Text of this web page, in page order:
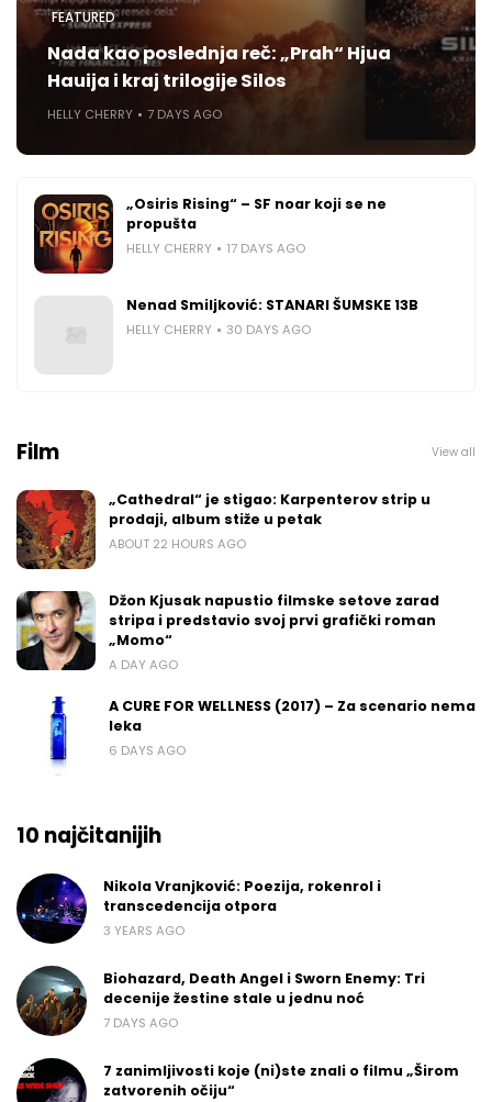
FEATURED
Nada kao poslednja reč: „Prah“ Hjua
Hauija i kraj trilogije Silos
HELLY CHERRY 7 DAYS AGO
„Osiris Rising“ – SF noar koji se ne
propušta
HELLY CHERRY 17 DAYS AGO
Nenad Smiljković: STANARI ŠUMSKE 13B
HELLY CHERRY 30 DAYS AGO
Film View all
„Cathedral“ je stigao: Karpenterov strip u
prodaji, album stiže u petak
ABOUT 22 HOURS AGO
Džon Kjusak napustio filmske setove zarad
stripa i predstavio svoj prvi grafički roman
„Momo“
A DAY AGO
A CURE FOR WELLNESS (2017) – Za scenario nema
leka
6 DAYS AGO
10 najčitanijih
Nikola Vranjković: Poezija, rokenrol i
transcedencija otpora
3 YEARS AGO
Biohazard, Death Angel i Sworn Enemy: Tri
decenije žestine stale u jednu noć
7 DAYS AGO
7 zanimljivosti koje (ni)ste znali o filmu „Širom
zatvorenih očiju“